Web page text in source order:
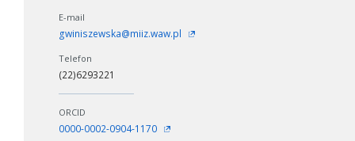
E-mail
gwiniszewska@miiz.waw.pl
Telefon
(22)6293221
ORCID
0000-0002-0904-1170